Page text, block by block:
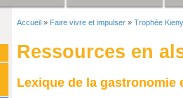
Accueil » Faire vivre et impulser » Trophée Kieny
Ressources en
Lexique de la gastronomie